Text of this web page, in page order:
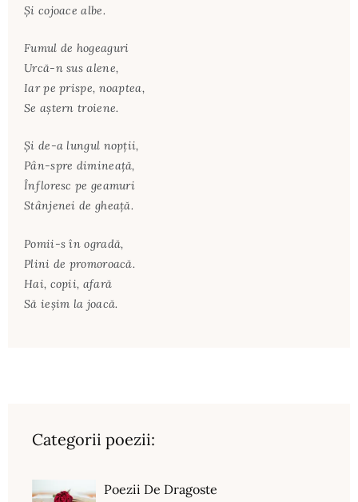
Şi cojoace albe.
Fumul de hogeaguri
Urcă-n sus alene,
Iar pe prispe, noaptea,
Se aştern troiene.
Şi de-a lungul nopţii,
Pân-spre dimineaţă,
Înfloresc pe geamuri
Stânjenei de gheaţă.
Pomii-s în ogradă,
Plini de promoroacă.
Hai, copii, afară
Să ieşim la joacă.
Categorii poezii:
Poezii De Dragoste